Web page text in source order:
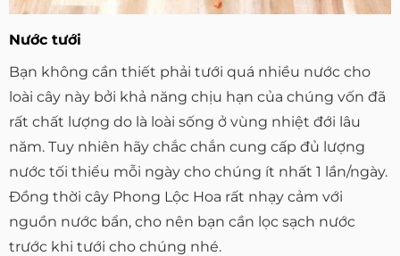
Nước tưới
Bạn không cần thiết phải tưới quá nhiều nước cho
loài cây này bởi khả năng chịu hạn của chúng vốn đã
rất chất lượng do là loài sống ở vùng nhiệt đới lâu
năm. Tuy nhiên hãy chắc chắn cung cấp đủ lượng
nước tối thiểu mỗi ngày cho chúng ít nhất 1 lần/ngày.
Đồng thời cây Phong Lộc Hoa rất nhạy cảm với
nguồn nước bẩn, cho nên bạn cần lọc sạch nước
trước khi tưới cho chúng nhé.